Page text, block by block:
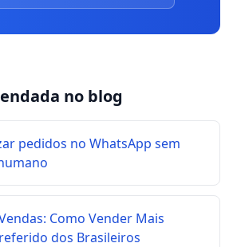
no blog
pedidos no WhatsApp sem
Como Vender Mais
dos Brasileiros